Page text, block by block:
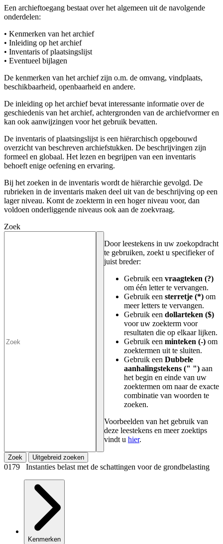
Een archieftoegang bestaat over het algemeen uit de navolgende
onderdelen:
• Kenmerken van het archief
• Inleiding op het archief
• Inventaris of plaatsingslijst
• Eventueel bijlagen
De kenmerken van het archief zijn o.m. de omvang, vindplaats,
beschikbaarheid, openbaarheid en andere.
De inleiding op het archief bevat interessante informatie over de
geschiedenis van het archief, achtergronden van de archiefvormer en
kan ook aanwijzingen voor het gebruik bevatten.
De inventaris of plaatsingslijst is een hiërarchisch opgebouwd
overzicht van beschreven archiefstukken. De beschrijvingen zijn
formeel en globaal. Het lezen en begrijpen van een inventaris
behoeft enige oefening en ervaring.
Bij het zoeken in de inventaris wordt de hiërarchie gevolgd. De
rubrieken in de inventaris maken deel uit van de beschrijving op een
lager niveau. Komt de zoekterm in een hoger niveau voor, dan
voldoen onderliggende niveaus ook aan de zoekvraag.
Zoek
Door leestekens in uw zoekopdracht
te gebruiken, zoekt u specifieker of
juist breder:
Gebruik een vraagteken (?)
om één letter te vervangen.
Gebruik een sterretje (*) om
meer letters te vervangen.
Gebruik een dollarteken ($)
voor uw zoekterm voor
resultaten die op elkaar lijken.
Gebruik een minteken (-) om
zoektermen uit te sluiten.
Gebruik een Dubbele
aanhalingstekens (" ") aan
het begin en einde van uw
zoektermen om naar de exacte
combinatie van woorden te
zoeken.
Voorbeelden van het gebruik van
deze leestekens en meer zoektips
vindt u hier.
Zoek Uitgebreid zoeken
0179 Instanties belast met de schattingen voor de grondbelasting
Kenmerken